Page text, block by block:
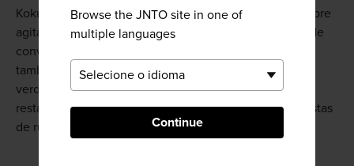
Browse the JNTO site in one of
multiple languages
Continue
Kokusai-dori realmente é a rua que nunca dorme, sempre
agitada. As marcas conhecidas, redes de lojas e lojas de
conveniência que são conhecidas em todo o mundo
também estão presentes em Kokusai-dori, mas o
verdadeiro charme da rua são muitas lojas locais,
restaurantes, vendedores de rua, feiras cobertas e artistas
de rua.